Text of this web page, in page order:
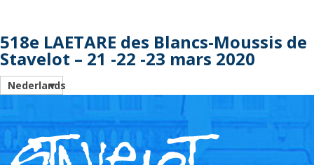
518e LAETARE des Blancs-Moussis de
Stavelot – 21 -22 -23 mars 2020
Nederlands